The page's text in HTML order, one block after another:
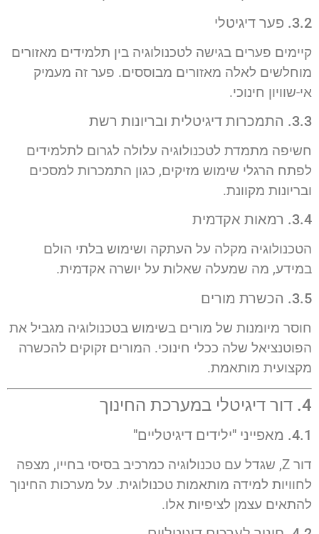
3.2. פער דיגיטלי
קיימים פערים בגישה לטכנולוגיה בין תלמידים מאזורים
מוחלשים לאלה מאזורים מבוססים. פער זה מעמיק
אי-שוויון חינוכי.
3.3. התמכרות דיגיטלית ובריונות רשת
חשיפה מתמדת לטכנולוגיה עלולה לגרום לתלמידים
לפתח הרגלי שימוש מזיקים, כגון התמכרות למסכים
ובריונות מקוונת.
3.4. רמאות אקדמית
הטכנולוגיה מקלה על העתקה ושימוש בלתי הולם
במידע, מה שמעלה שאלות על יושרה אקדמית.
3.5. הכשרת מורים
חוסר מיומנות של מורים בשימוש בטכנולוגיה מגביל את
הפוטנציאל שלה ככלי חינוכי. המורים זקוקים להכשרה
מקצועית מותאמת.
4. דור דיגיטלי במערכת החינוך
4.1. מאפייני "ילידים דיגיטליים"
דור Z, שגדל עם טכנולוגיה כמרכיב בסיסי בחייו, מצפה
לחוויות למידה מותאמות טכנולוגית. על מערכות החינוך
להתאים עצמן לציפיות אלו.